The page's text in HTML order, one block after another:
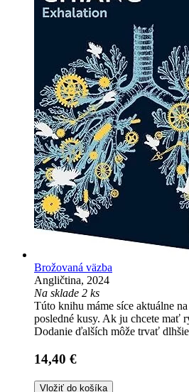
Brožovaná väzba
Angličtina, 2024
Na sklade 2 ks
Túto knihu máme síce aktuálne
posledné kusy. Ak ju chcete mať
Dodanie ďalších môže trvať
14,40 €
Vložiť do košíka